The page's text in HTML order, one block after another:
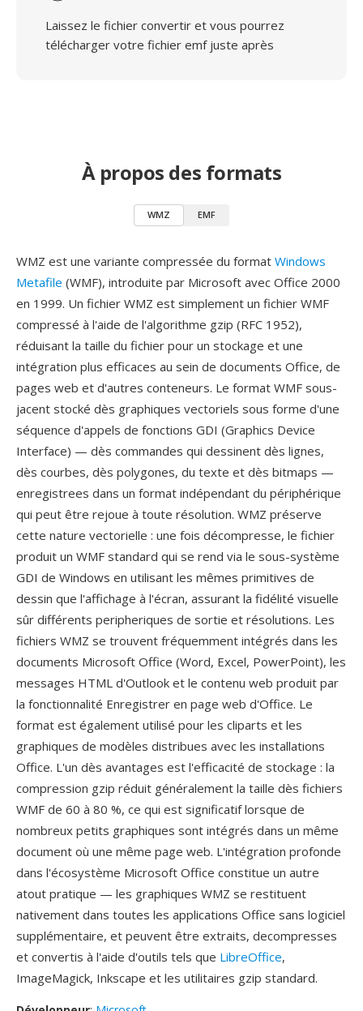
Laissez le fichier convertir et vous pourrez
télécharger votre fichier emf juste après
À propos des formats
WMZ EMF
WMZ est une variante compressée du format Windows
Metafile (WMF), introduite par Microsoft avec Office 2000
en 1999. Un fichier WMZ est simplement un fichier WMF
compressé à l'aide de l'algorithme gzip (RFC 1952),
réduisant la taille du fichier pour un stockage et une
intégration plus efficaces au sein de documents Office, de
pages web et d'autres conteneurs. Le format WMF sous-
jacent stocké dès graphiques vectoriels sous forme d'une
séquence d'appels de fonctions GDI (Graphics Device
Interface) — dès commandes qui dessinent dès lignes,
dès courbes, dès polygones, du texte et dès bitmaps —
enregistrees dans un format indépendant du périphérique
qui peut être rejoue à toute résolution. WMZ préserve
cette nature vectorielle : une fois décompresse, le fichier
produit un WMF standard qui se rend via le sous-système
GDI de Windows en utilisant les mêmes primitives de
dessin que l'affichage à l'écran, assurant la fidélité visuelle
sûr différents peripheriques de sortie et résolutions. Les
fichiers WMZ se trouvent fréquemment intégrés dans les
documents Microsoft Office (Word, Excel, PowerPoint), les
messages HTML d'Outlook et le contenu web produit par
la fonctionnalité Enregistrer en page web d'Office. Le
format est également utilisé pour les cliparts et les
graphiques de modèles distribues avec les installations
Office. L'un dès avantages est l'efficacité de stockage : la
compression gzip réduit généralement la taille dès fichiers
WMF de 60 à 80 %, ce qui est significatif lorsque de
nombreux petits graphiques sont intégrés dans un même
document où une même page web. L'intégration profonde
dans l'écosystème Microsoft Office constitue un autre
atout pratique — les graphiques WMZ se restituent
nativement dans toutes les applications Office sans logiciel
supplémentaire, et peuvent être extraits, decompresses
et convertis à l'aide d'outils tels que LibreOffice,
ImageMagick, Inkscape et les utilitaires gzip standard.